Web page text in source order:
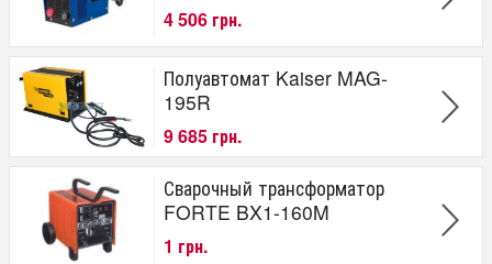
4 506 грн.
Полуавтомат Kaiser MAG-
195R
9 685 грн.
Сварочный трансформатор
FORTE BX1-160M
1 грн.